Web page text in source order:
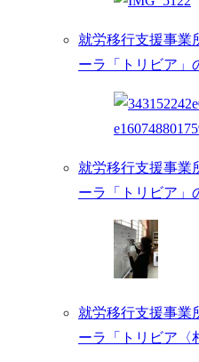
就労移行支援事業
ーラ「トリビア」
就労移行支援事業
ーラ「トリビア」
就労移行支援事業
ーラ「トリビア〈